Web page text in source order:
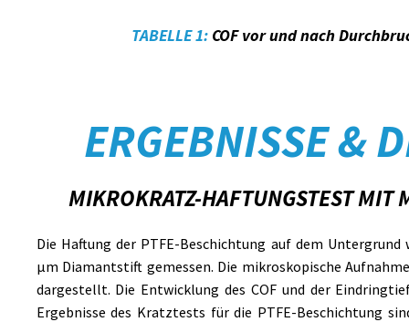
TABELLE 1:COF vor und nach
ERGEBNISSE &
MIKROKRATZ-HAFTUNGSTEST MIT
Die Haftung der PTFE-Beschichtung auf dem
µm Diamantstift gemessen. Die mikroskopische
dargestellt. Die Entwicklung des COF und der
Ergebnisse des Kratztests für die PTFE-Beschichtung